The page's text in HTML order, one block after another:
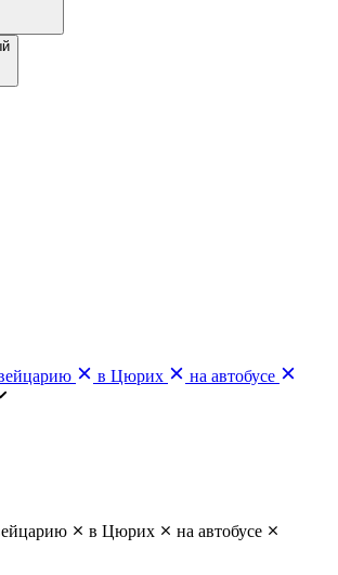
в Цюрих
на автобусе
в Цюрих
на автобусе